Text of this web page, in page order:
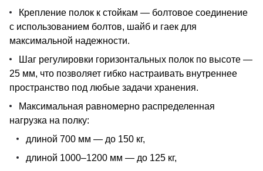
Крепление полок к стойкам — болтовое соединение
с использованием болтов, шайб и гаек для
максимальной надежности.
Шаг регулировки горизонтальных полок по высоте —
25 мм, что позволяет гибко настраивать внутреннее
пространство под любые задачи хранения.
Максимальная равномерно распределенная
нагрузка на полку:
длиной 700 мм — до 150 кг,
длиной 1000–1200 мм — до 125 кг,